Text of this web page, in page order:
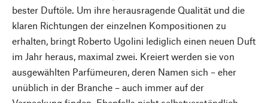
bester Duftöle. Um ihre herausragende Qualität und die
klaren Richtungen der einzelnen Kompositionen zu
erhalten, bringt Roberto Ugolini lediglich einen neuen Duft
im Jahr heraus, maximal zwei. Kreiert werden sie von
ausgewählten Parfümeuren, deren Namen sich – eher
unüblich in der Branche – auch immer auf der